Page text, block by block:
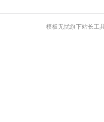
模板无忧旗下站长工